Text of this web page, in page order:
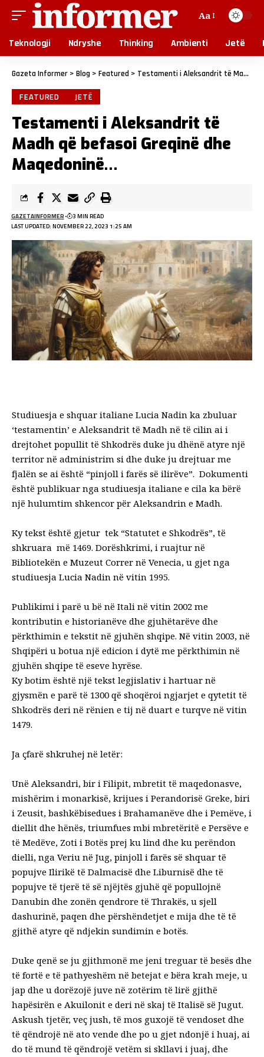
Aa
Teknologji Ndryshe Thinking Ambienti Jetë
Gazeta Informer > Blog > Featured > Testamenti i Aleksandrit të Madh që befasoi Greqinë dhe Maqedoninë…
FEATURED JETË
Testamenti i Aleksandrit të
Madh që befasoi Greqinë dhe
Maqedoninë…
LAST UPDATED: NOVEMBER 22, 2023 1:25 AM
GAZETAINFORMER 3 MIN READ
Studiuesja e shquar italiane Lucia Nadin ka zbuluar
‘testamentin’ e Aleksandrit të Madh në të cilin ai i
drejtohet popullit të Shkodrës duke ju dhënë atyre një
territor në administrim si dhe duke ju drejtuar me
fjalën se ai është “pinjoll i farës së ilirëve”. Dokumenti
është publikuar nga studiuesja italiane e cila ka bërë
një hulumtim shkencor për Aleksandrin e Madh.
Ky tekst është gjetur tek “Statutet e Shkodrës”, të
shkruara më 1469. Dorëshkrimi, i ruajtur në
Bibliotekën e Muzeut Correr në Venecia, u gjet nga
studiuesja Lucia Nadin në vitin 1995.
Publikimi i parë u bë në Itali në vitin 2002 me
kontributin e historianëve dhe gjuhëtarëve dhe
përkthimin e tekstit në gjuhën shqipe. Në vitin 2003, në
Shqipëri u botua një edicion i dytë me përkthimin në
gjuhën shqipe të eseve hyrëse.
Ky botim është një tekst legjislativ i hartuar në
gjysmën e parë të 1300 që shoqëroi ngjarjet e qytetit të
Shkodrës deri në rënien e tij në duart e turqve në vitin
1479.
Ja çfarë shkruhej në letër:
Unë Aleksandri, bir i Filipit, mbretit të maqedonasve,
mishërim i monarkisë, krijues i Perandorisë Greke, biri
i Zeusit, bashkëbisedues i Brahamanëve dhe i Pemëve, i
diellit dhe hënës, triumfues mbi mbretëritë e Persëve e
të Medëve, Zoti i Botës prej ku lind dhe ku perëndon
dielli, nga Veriu në Jug, pinjoll i farës së shquar të
popujve Ilirikë të Dalmacisë dhe Liburnisë dhe të
popujve të tjerë të së njëjtës gjuhë që popullojnë
Danubin dhe zonën qendrore të Thrakës, u sjell
dashurinë, paqen dhe përshëndetjet e mija dhe të të
gjithë atyre që ndjekin sundimin e botës.
Duke qenë se ju gjithmonë me jeni treguar të besës dhe
të fortë e të pathyeshëm në betejat e bëra krah meje, u
jap dhe u dorëzojë juve në zotërim të lirë gjithë
hapësirën e Akuilonit e deri në skaj të Italisë së Jugut.
Askush tjetër, veç jush, të mos guxojë të vendoset dhe
të qëndrojë në ato vende dhe po u gjet ndonjë i huaj, ai
do të mund të qëndrojë vetëm si skllavi i juaj, dhe